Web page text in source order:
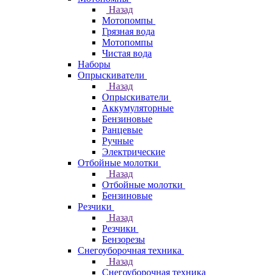
Назад
Мотопомпы
Грязная вода
Мотопомпы
Чистая вода
Наборы
Опрыскиватели
Назад
Опрыскиватели
Аккумуляторные
Бензиновые
Ранцевые
Ручные
Электрические
Отбойные молотки
Назад
Отбойные молотки
Бензиновые
Резчики
Назад
Резчики
Бензорезы
Снегоуборочная техника
Назад
Снегоуборочная техника